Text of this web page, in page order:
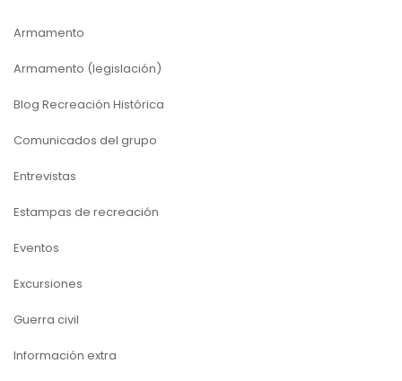
Armamento
Armamento (legislación)
Blog Recreación Histórica
Comunicados del grupo
Entrevistas
Estampas de recreación
Eventos
Excursiones
Guerra civil
Información extra